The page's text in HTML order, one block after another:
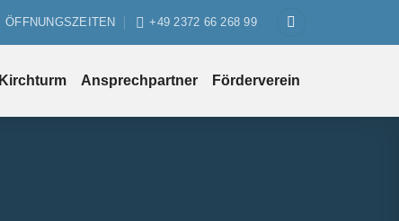
ÖFFNUNGSZEITEN +49 2372 66 268 99
Kirchturm Ansprechpartner Förderverein